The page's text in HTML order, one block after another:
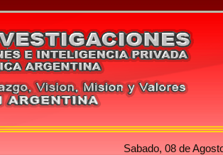
Sabado, 08 de